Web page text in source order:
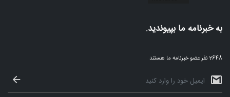
به خبرنامه ما بپیوندید.
2648 نفر عضو خبرنامه ما هستند